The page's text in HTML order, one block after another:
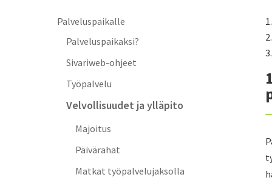
Palveluspaikalle
Palveluspaikaksi?
Sivariweb-ohjeet
Työpalvelu
Velvollisuudet ja ylläpito
Majoitus
Päivärahat
Matkat työpalvelujaksolla